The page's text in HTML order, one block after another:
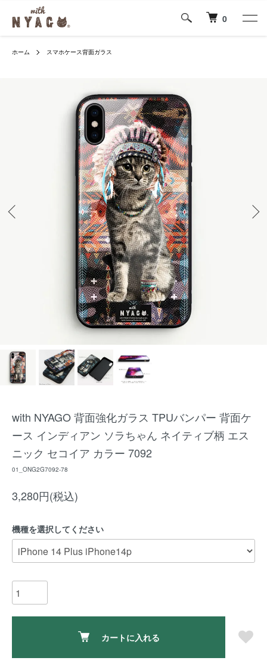
0
ホーム スマホケース背面ガラス
with NYAGO 背面強化ガラス TPUバンパー 背面ケ
ース インディアン ソラちゃん ネイティブ柄 エス
ニック セコイア カラー 7092
01_ONG2G7092-78
3,280円(税込)
機種を選択してください
カートに入れる